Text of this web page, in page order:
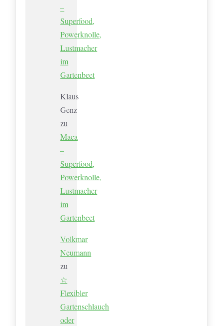
–
Superfood,
Powerknolle,
Lustmacher
im
Gartenbeet
Klaus
Genz
zu
Maca
–
Superfood,
Powerknolle,
Lustmacher
im
Gartenbeet
Volkmar
Neumann
zu
☆
Flexibler
Gartenschlauch
oder